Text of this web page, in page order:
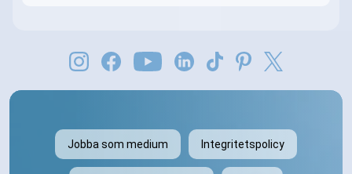
Jobba som medium Integritetspolicy